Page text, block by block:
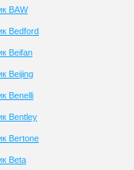
BAW
Bedford
Beifan
Beijing
Benelli
Bentley
Bertone
Beta